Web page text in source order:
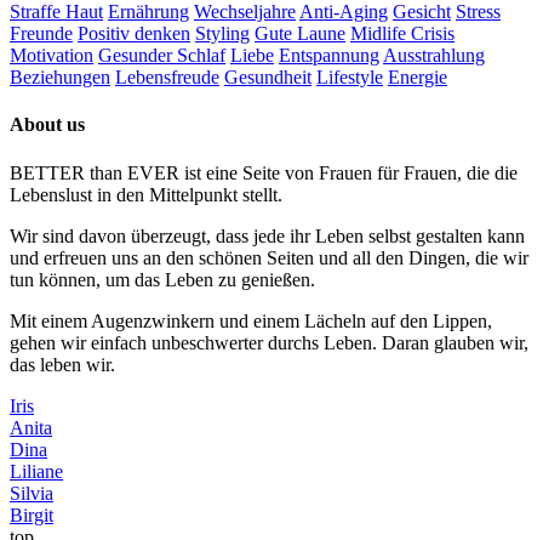
Straffe Haut Ernährung Wechseljahre Anti-Aging Gesicht Stress
Freunde Positiv denken Styling Gute Laune Midlife Crisis
Motivation Gesunder Schlaf Liebe Entspannung Ausstrahlung
Beziehungen Lebensfreude Gesundheit Lifestyle Energie
About us
BETTER than EVER ist eine Seite von Frauen für Frauen, die die
Lebenslust in den Mittelpunkt stellt.
Wir sind davon überzeugt, dass jede ihr Leben selbst gestalten kann
und erfreuen uns an den schönen Seiten und all den Dingen, die wir
tun können, um das Leben zu genießen.
Mit einem Augenzwinkern und einem Lächeln auf den Lippen,
gehen wir einfach unbeschwerter durchs Leben. Daran glauben wir,
das leben wir.
Iris
Anita
Dina
Liliane
Silvia
Birgit